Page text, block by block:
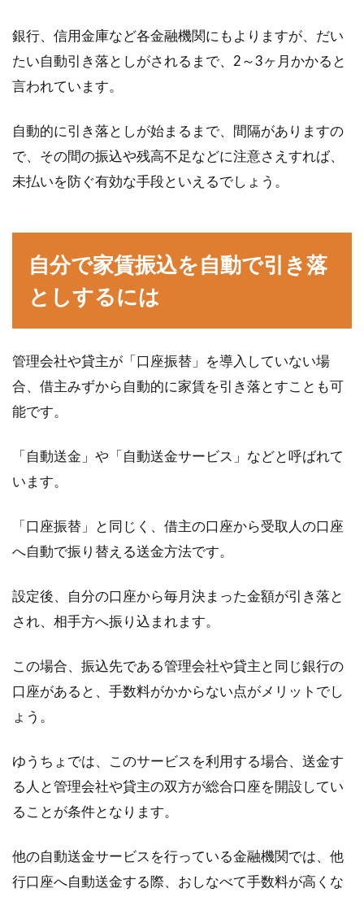
現在借りているお部屋の家賃、前払いか後払
い、迷ったことはありませんか？『契約期間の
敷金の返却はいつになるの？気にな
る敷金について解説！
が気になっているようです。「いつどのくらい
私道・公道・位置指定道路とは？土
これから土地を購入し、家を建てようとしてい
る方は、どのような家を建てるかということを
メインに考え...
新築前に容積率や建ぺい率を知って
おこう！オーバーしたら？
家を新築しようと決めて、どのような間取りに
窓と鏡の関係性や両者の影響を風水
「自分の運気を高めたい！」と感じている人で
銀行、信用金庫など各金融機関にもよりますが、だい
たい自動引き落としがされるまで、2～3ヶ月かかると
言われています。
自動的に引き落としが始まるまで、間隔がありますの
で、その間の振込や残高不足などに注意さえすれば、
未払いを防ぐ有効な手段といえるでしょう。
自分で家賃振込を自動で引き落
としするには
管理会社や貸主が「口座振替」を導入していない場
合、借主みずから自動的に家賃を引き落とすことも可
能です。
「自動送金」や「自動送金サービス」などと呼ばれて
います。
「口座振替」と同じく、借主の口座から受取人の口座
へ自動で振り替える送金方法です。
設定後、自分の口座から毎月決まった金額が引き落と
され、相手方へ振り込まれます。
この場合、振込先である管理会社や貸主と同じ銀行の
口座があると、手数料がかからない点がメリットでし
ょう。
ゆうちょでは、このサービスを利用する場合、送金す
る人と管理会社や貸主の双方が総合口座を開設してい
ることが条件となります。
他の自動送金サービスを行っている金融機関では、他
行口座へ自動送金する際、おしなべて手数料が高くな